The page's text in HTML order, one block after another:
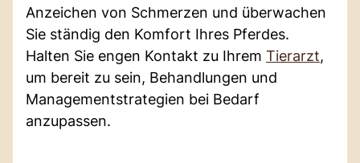
Anzeichen von Schmerzen und überwachen
Sie ständig den Komfort Ihres Pferdes.
Halten Sie engen Kontakt zu Ihrem Tierarzt,
um bereit zu sein, Behandlungen und
Managementstrategien bei Bedarf
anzupassen.